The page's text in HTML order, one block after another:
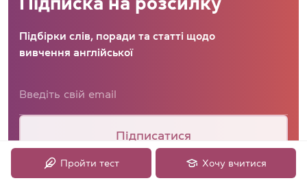
Підбірки слів, поради та статті щодо
вивчення англійської
Підписатися
Пройти тест Хочу вчитися